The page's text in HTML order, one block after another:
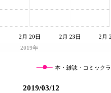
2019年
2月 20日 2月 23日 2月
本・雑誌・コミック
2019/03/12